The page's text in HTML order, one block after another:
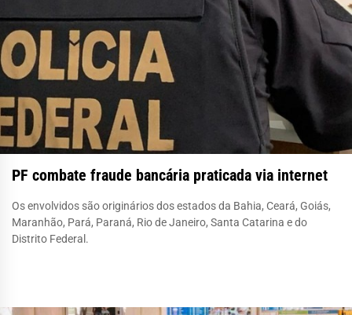
PF combate fraude bancária praticada via internet
Os envolvidos são originários dos estados da Bahia, Ceará, Goiás,
Maranhão, Pará, Paraná, Rio de Janeiro, Santa Catarina e do
Distrito Federal.